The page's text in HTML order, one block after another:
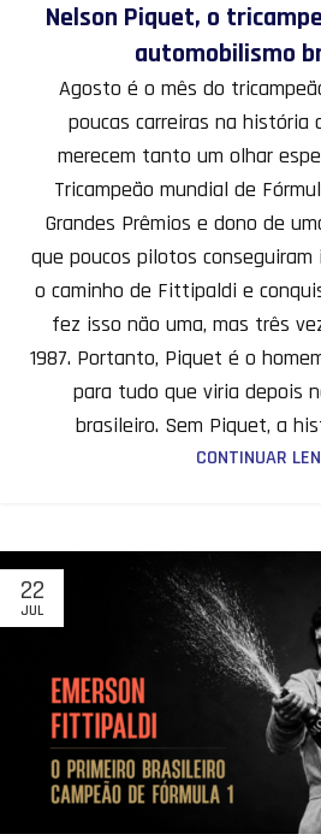
Nelson Piquet, o
automobilismo
Agosto é o mês do
poucas carreiras na história
merecem tanto um olhar
Tricampeão mundial de
Grandes Prêmios e dono de
que poucos pilotos
o caminho de Fittipaldi e
fez isso não uma, mas três
1987. Portanto, Piquet é o
para tudo que viria depois
brasileiro. Sem Piquet, a
CONTINUAR
22
JUL